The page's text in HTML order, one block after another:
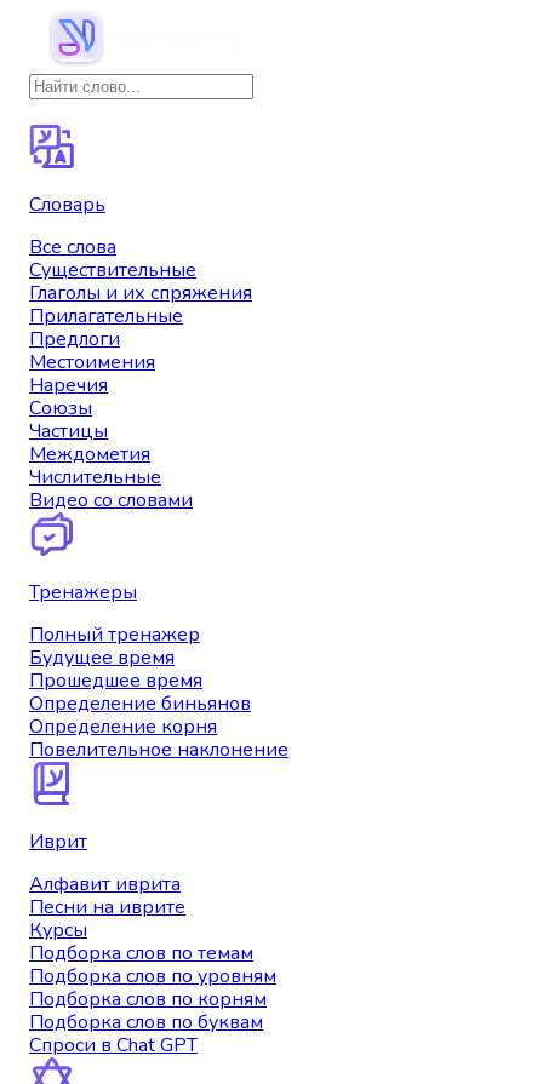
Словарь
Все слова
Существительные
Глаголы и их спряжения
Прилагательные
Предлоги
Местоимения
Наречия
Союзы
Частицы
Междометия
Числительные
Видео со словами
Тренажеры
Полный тренажер
Будущее время
Прошедшее время
Определение биньянов
Определение корня
Повелительное наклонение
Иврит
Алфавит иврита
Песни на иврите
Курсы
Подборка слов по темам
Подборка слов по уровням
Подборка слов по корням
Подборка слов по буквам
Спроси в Chat GPT